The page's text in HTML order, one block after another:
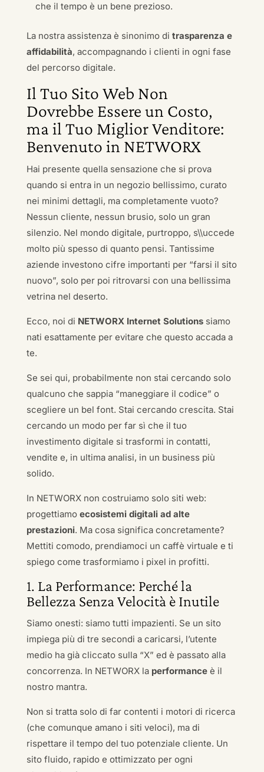
che il tempo è un bene prezioso.
La nostra assistenza è sinonimo di trasparenza e
affidabilità, accompagnando i clienti in ogni fase
del percorso digitale.
Il Tuo Sito Web Non
Dovrebbe Essere un Costo,
ma il Tuo Miglior Venditore:
Benvenuto in NETWORX
Hai presente quella sensazione che si prova
quando si entra in un negozio bellissimo, curato
nei minimi dettagli, ma completamente vuoto?
Nessun cliente, nessun brusio, solo un gran
silenzio. Nel mondo digitale, purtroppo, s\\uccede
molto più spesso di quanto pensi. Tantissime
aziende investono cifre importanti per “farsi il sito
nuovo”, solo per poi ritrovarsi con una bellissima
vetrina nel deserto.
Ecco, noi di NETWORX Internet Solutionssiamo
nati esattamente per evitare che questo accada a
te.
Se sei qui, probabilmente non stai cercando solo
qualcuno che sappia “maneggiare il codice” o
scegliere un bel font. Stai cercando crescita. Stai
cercando un modo per far sì che il tuo
investimento digitale si trasformi in contatti,
vendite e, in ultima analisi, in un business più
solido.
In NETWORX non costruiamo solo siti web:
progettiamo ecosistemi digitali ad alte
prestazioni. Ma cosa significa concretamente?
Mettiti comodo, prendiamoci un caffè virtuale e ti
spiego come trasformiamo i pixel in profitti.
1. La Performance: Perché la
Bellezza Senza Velocità è Inutile
Siamo onesti: siamo tutti impazienti. Se un sito
impiega più di tre secondi a caricarsi, l’utente
medio ha già cliccato sulla “X” ed è passato alla
concorrenza. In NETWORX la performanceè il
nostro mantra.
Non si tratta solo di far contenti i motori di ricerca
(che comunque amano i siti veloci), ma di
rispettare il tempo del tuo potenziale cliente. Un
sito fluido, rapido e ottimizzato per ogni